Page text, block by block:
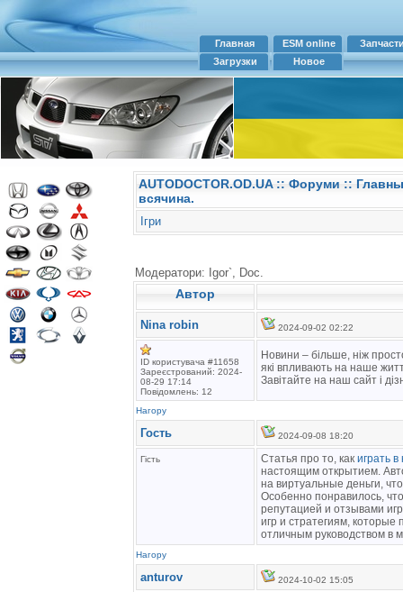
Главная ESM online
Загрузки
Новое
AUTODOCTOR.OD.UA:: Форуми ::
всячина.
Ігри
Модератори: Igor`, Doc.
Автор
Nina robin 2024-09-02 02:22
ID користувача #11658
Зареєстрований: 2024-
08-29 17:14
Повідомлень: 12
Новини – більше, ніж
які впливають на наше
Завітайте на наш сайт і
Нагору
Гость 2024-09-08 18:20
Гість Статья про то, как играть
настоящим открытием.
на виртуальные деньги,
Особенно понравилось,
репутацией и отзывами
игр и стратегиям,
отличным руководством в
Нагору
anturov 2024-10-02 15:05